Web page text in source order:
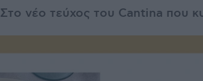
Στο νέο τεύχος του Cantina που